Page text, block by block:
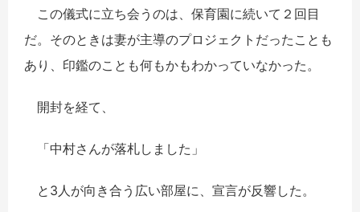
この儀式に立ち会うのは、保育園に続いて２回目
だ。そのときは妻が主導のプロジェクトだったことも
あり、印鑑のことも何もかもわかっていなかった。
開封を経て、
「中村さんが落札しました」
と3人が向き合う広い部屋に、宣言が反響した。